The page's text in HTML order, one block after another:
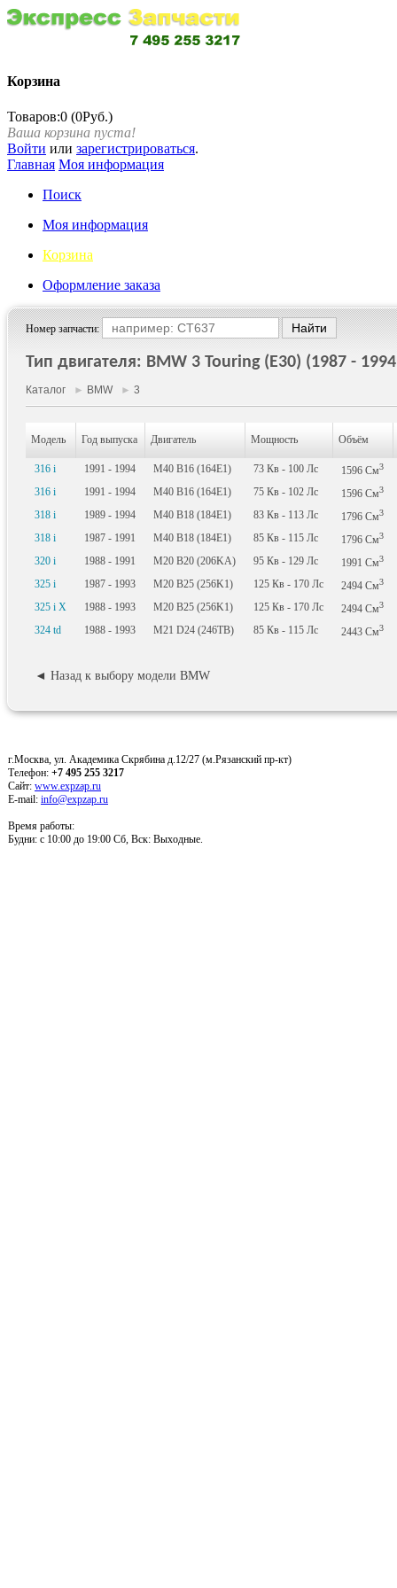
Корзина
Товаров:0 (0Руб.)
Ваша корзина пуста!
Войти или зарегистрироваться.
Главная Моя информация
Поиск
Моя информация
Корзина
Оформление заказа
Номер запчасти:
Тип двигателя: BMW 3 Touring (E30) (1987 -
Каталог ► BMW ► 3
Модель Год выпуска Двигатель Мощность Объём
316 i 1991 - 1994 M40 B16 (164E1) 73 Кв - 100 Лс 1596 См3
316 i 1991 - 1994 M40 B16 (164E1) 75 Кв - 102 Лс 1596 См3
318 i 1989 - 1994 M40 B18 (184E1) 83 Кв - 113 Лс 1796 См3
318 i 1987 - 1991 M40 B18 (184E1) 85 Кв - 115 Лс 1796 См3
320 i 1988 - 1991 M20 B20 (206KA) 95 Кв - 129 Лс 1991 См3
325 i 1987 - 1993 M20 B25 (256K1) 125 Кв - 170 Лс 2494 См3
325 i X 1988 - 1993 M20 B25 (256K1) 125 Кв - 170 Лс 2494 См3
324 td 1988 - 1993 M21 D24 (246TB) 85 Кв - 115 Лс 2443 См3
◄ Назад к выбору модели BMW
г.Москва, ул. Академика Скрябина д.12/27 (м.Рязанский пр-кт)
Телефон: +7 495 255 3217
Сайт: www.expzap.ru
E-mail: info@expzap.ru
Время работы:
Будни: c 10:00 до 19:00 Сб, Вск: Выходные.